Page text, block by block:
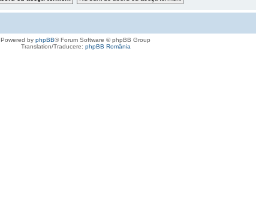
Powered by phpBB® Forum Software © phpBB Group
Translation/Traducere: phpBB România